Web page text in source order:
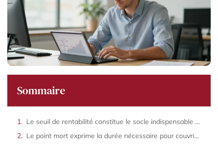
Sommaire
Le seuil de rentabilité constitue le socle indispensable pour évaluer un projet économique
Le point mort exprime la durée nécessaire pour couvrir l’intégralité des denses annuelles